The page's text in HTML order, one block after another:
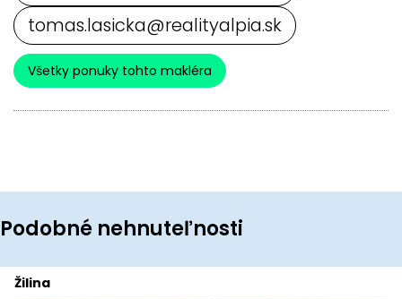
tomas.lasicka@realityalpia.sk
Všetky ponuky tohto makléra
Podobné nehnuteľnosti
Žilina